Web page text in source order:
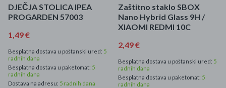
DJEČJA STOLICA IPEA
PROGARDEN 57003
1,49 €
Besplatna dostava u poštanski ured: 5
radnih dana
Besplatna dostava u paketomat: 5
radnih dana
Dostava na adresu: 5 radnih dana
Zaštitno staklo SBOX
Nano Hybrid Glass 9H /
XIAOMI REDMI 10C
2,49 €
Besplatna dostava u poštanski ured: 5
radnih dana
Besplatna dostava u paketomat: 5
radnih dana